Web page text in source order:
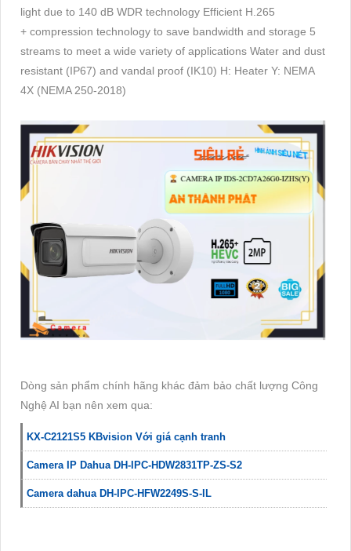
light due to 140 dB WDR technology Efficient H.265
+ compression technology to save bandwidth and storage 5
streams to meet a wide variety of applications Water and dust
resistant (IP67) and vandal proof (IK10) H: Heater Y: NEMA
4X (NEMA 250-2018)
Dòng sản phẩm chính hãng khác đảm bảo chất lượng Công
Nghệ AI bạn nên xem qua:
KX-C2121S5 KBvision Với giá cạnh tranh
Camera IP Dahua DH-IPC-HDW2831TP-ZS-S2
Camera dahua DH-IPC-HFW2249S-S-IL